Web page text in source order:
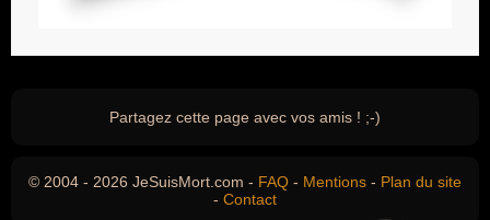
Partagez cette page avec vos amis ! ;-)
© 2004 - 2026 JeSuisMort.com - FAQ - Mentions - Plan du site
- Contact